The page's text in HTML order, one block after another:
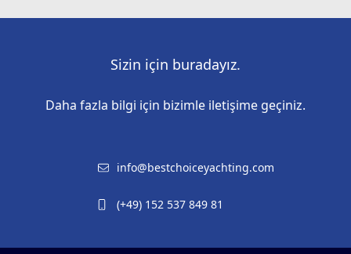
Sizin için buradayız.
Daha fazla bilgi için bizimle iletişime geçiniz.
info@bestchoiceyachting.com
(+49) 152 537 849 81